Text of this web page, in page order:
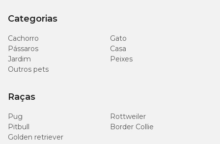
Mananoligossacarídeos
0,034%
-
Categorias
Cachorro
Gato
Pássaros
Casa
Jardim
Peixes
Outros pets
Raças
Pug
Rottweiler
Pitbull
Border Collie
Golden retriever